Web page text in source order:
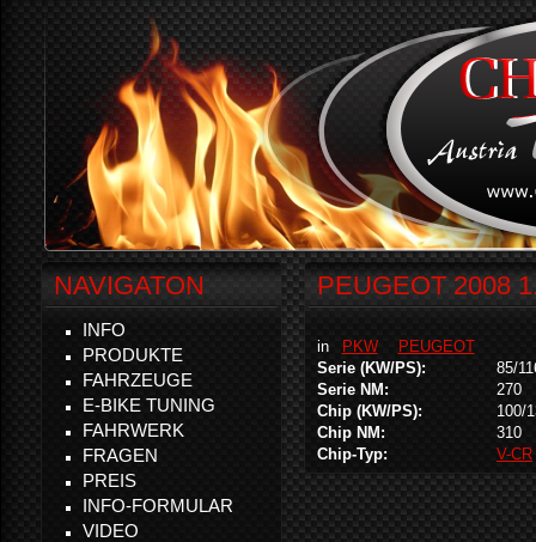
PEUGEOT 2008
in PKW
PEUGEOT
Serie (KW/PS):
85/
Serie NM:
270
Chip (KW/PS):
100/
Chip NM:
310
Chip-Typ:
V-CR
NAVIGATON
INFO
PRODUKTE
FAHRZEUGE
E-BIKE TUNING
FAHRWERK
FRAGEN
PREIS
INFO-FORMULAR
VIDEO